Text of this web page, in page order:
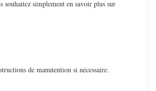
souhaitez simplement en savoir plus sur
de manutention si nécessaire.